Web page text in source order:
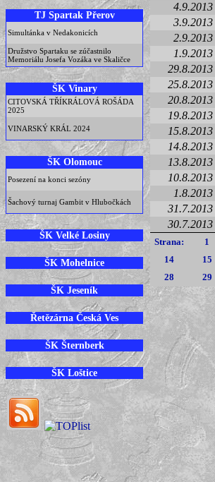
TJ Spartak Přerov
Simultánka v Nedakonicích
Družstvo Spartaku se zúčastnilo
Memoriálu Josefa Vozáka ve Skaličce
ŠK Vinary
CITOVSKÁ TŘÍKRÁLOVÁ ROŠÁDA
2025
VINARSKÝ KRÁL 2024
ŠK Olomouc
Posezení na konci sezóny
Šachový turnaj Gambit v Hlubočkách
ŠK Velké Losiny
ŠK Mohelnice
ŠK Jeseník
Řetězárna Česká Ves
ŠK Šternberk
ŠK Loštice
4.9.2013
3.9.2013
2.9.2013
1.9.2013
29.8.2013
25.8.2013
20.8.2013
19.8.2013
15.8.2013
14.8.2013
13.8.2013
10.8.2013
1.8.2013
31.7.2013
30.7.2013
Strana: 1
14
15
28
29